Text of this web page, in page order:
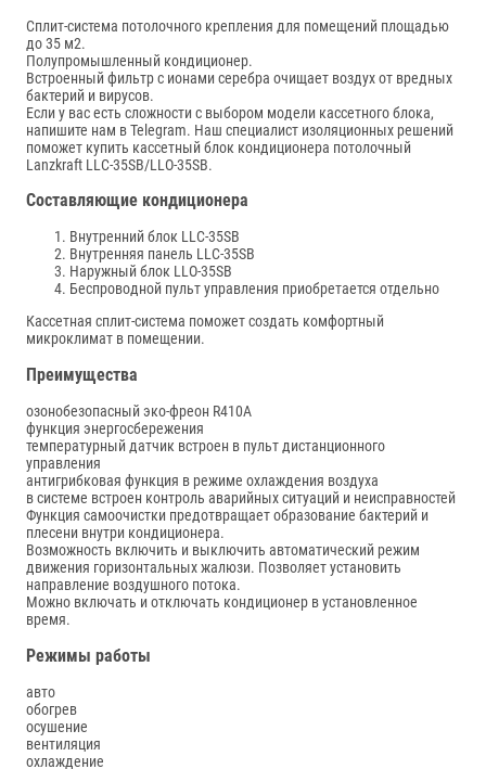
Сплит-система потолочного крепления для помещений площадью
до 35 м2.
Полупромышленный кондиционер.
Встроенный фильтр с ионами серебра очищает воздух от вредных
бактерий и вирусов.
Если у вас есть сложности с выбором модели кассетного блока,
напишите нам в Telegram. Наш специалист изоляционных решений
поможет купить кассетный блок кондиционера потолочный
Lanzkraft LLC-35SB/LLO-35SB.
Составляющие кондиционера
Внутренний блок LLC-35SB
Внутренняя панель LLC-35SB
Наружный блок LLO-35SB
Беспроводной пульт управления приобретается отдельно
Кассетная сплит-система поможет создать комфортный
микроклимат в помещении.
Преимущества
озонобезопасный эко-фреон R410A
функция энергосбережения
температурный датчик встроен в пульт дистанционного
управления
антигрибковая функция в режиме охлаждения воздуха
в системе встроен контроль аварийных ситуаций и неисправностей
Функция самоочистки предотвращает образование бактерий и
плесени внутри кондиционера.
Возможность включить и выключить автоматический режим
движения горизонтальных жалюзи. Позволяет установить
направление воздушного потока.
Можно включать и отключать кондиционер в установленное
время.
Режимы работы
авто
обогрев
осушение
вентиляция
охлаждение